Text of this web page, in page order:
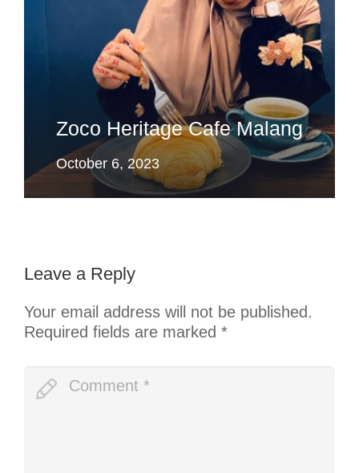
Zoco Heritage Cafe Malang
October 6, 2023
Leave a Reply
Your email address will not be published.
Required fields are marked *